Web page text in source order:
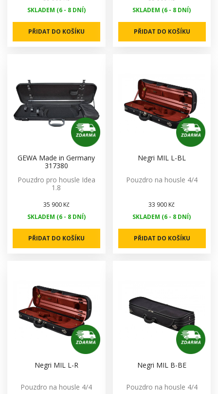
SKLADEM (6 - 8 DNÍ)
PŘIDAT DO KOŠÍKU
SKLADEM (6 - 8 DNÍ)
PŘIDAT DO KOŠÍKU
GEWA Made in Germany
317380
Pouzdro pro housle Idea
1.8
35 900 Kč
SKLADEM (6 - 8 DNÍ)
PŘIDAT DO KOŠÍKU
Negri MIL L-BL
Pouzdro na housle 4/4
33 900 Kč
SKLADEM (6 - 8 DNÍ)
PŘIDAT DO KOŠÍKU
Negri MIL L-R
Pouzdro na housle 4/4
Negri MIL B-BE
Pouzdro na housle 4/4